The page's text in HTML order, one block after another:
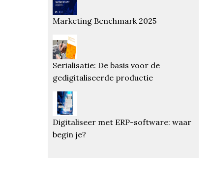
Marketing Benchmark 2025
Serialisatie: De basis voor de
gedigitaliseerde productie
Digitaliseer met ERP-software: waar
begin je?